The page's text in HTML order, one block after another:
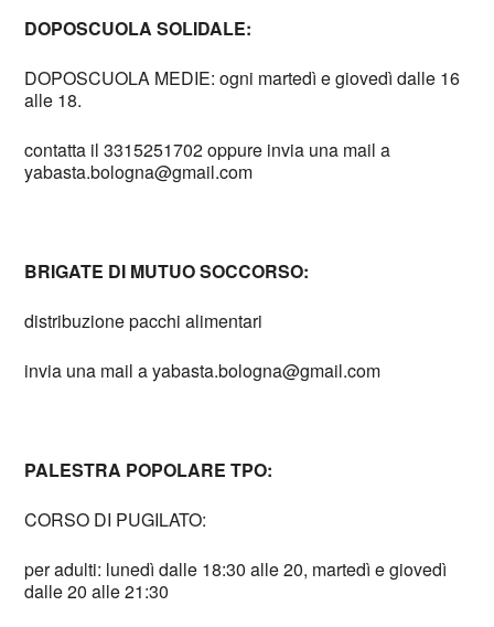
DOPOSCUOLA SOLIDALE:
DOPOSCUOLA MEDIE: ogni martedì e giovedì dalle 16
alle 18.
contatta il 3315251702 oppure invia una mail a
yabasta.bologna@gmail.com
BRIGATE DI MUTUO SOCCORSO:
distribuzione pacchi alimentari
invia una mail a yabasta.bologna@gmail.com
PALESTRA POPOLARE TPO:
CORSO DI PUGILATO:
per adulti: lunedì dalle 18:30 alle 20, martedì e giovedì
dalle 20 alle 21:30